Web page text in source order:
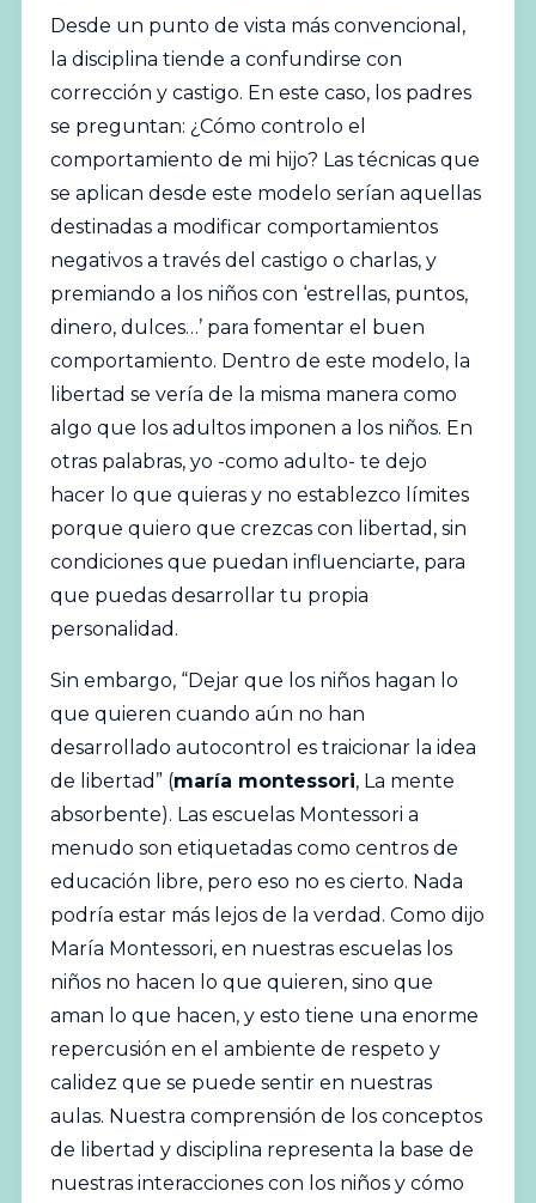
Desde un punto de vista más convencional,
la disciplina tiende a confundirse con
corrección y castigo. En este caso, los padres
se preguntan: ¿Cómo controlo el
comportamiento de mi hijo? Las técnicas que
se aplican desde este modelo serían aquellas
destinadas a modificar comportamientos
negativos a través del castigo o charlas, y
premiando a los niños con ‘estrellas, puntos,
dinero, dulces…’ para fomentar el buen
comportamiento. Dentro de este modelo, la
libertad se vería de la misma manera como
algo que los adultos imponen a los niños. En
otras palabras, yo -como adulto- te dejo
hacer lo que quieras y no establezco límites
porque quiero que crezcas con libertad, sin
condiciones que puedan influenciarte, para
que puedas desarrollar tu propia
personalidad.
Sin embargo, “Dejar que los niños hagan lo
que quieren cuando aún no han
desarrollado autocontrol es traicionar la idea
de libertad” (maría montessori, La mente
absorbente). Las escuelas Montessori a
menudo son etiquetadas como centros de
educación libre, pero eso no es cierto. Nada
podría estar más lejos de la verdad. Como dijo
María Montessori, en nuestras escuelas los
niños no hacen lo que quieren, sino que
aman lo que hacen, y esto tiene una enorme
repercusión en el ambiente de respeto y
calidez que se puede sentir en nuestras
aulas. Nuestra comprensión de los conceptos
de libertad y disciplina representa la base de
nuestras interacciones con los niños y cómo